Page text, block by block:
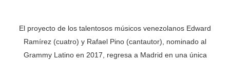
El proyecto de los talentosos músicos venezolanos Edward
Ramírez (cuatro) y Rafael Pino (cantautor), nominado al
Grammy Latino en 2017, regresa a Madrid en una única